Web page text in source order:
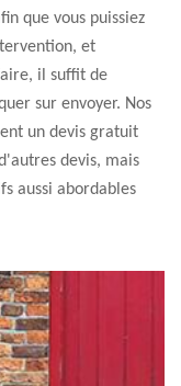
que vous puissiez
et
il suffit de
sur envoyer. Nos
un devis gratuit
devis, mais
aussi abordables